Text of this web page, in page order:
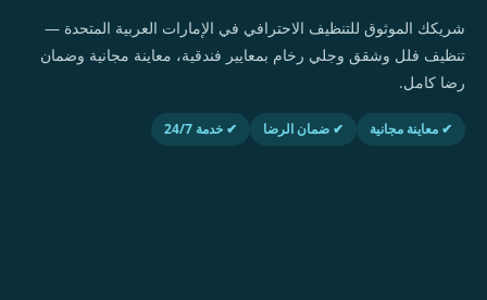
شريكك الموثوق للتنظيف الاحترافي في الإمارات العربية المتحدة —
تنظيف فلل وشقق وجلي رخام بمعايير فندقية، معاينة مجانية وضمان
رضا كامل.
✔ معاينة مجانية ✔ ضمان الرضا ✔ خدمة 24/7